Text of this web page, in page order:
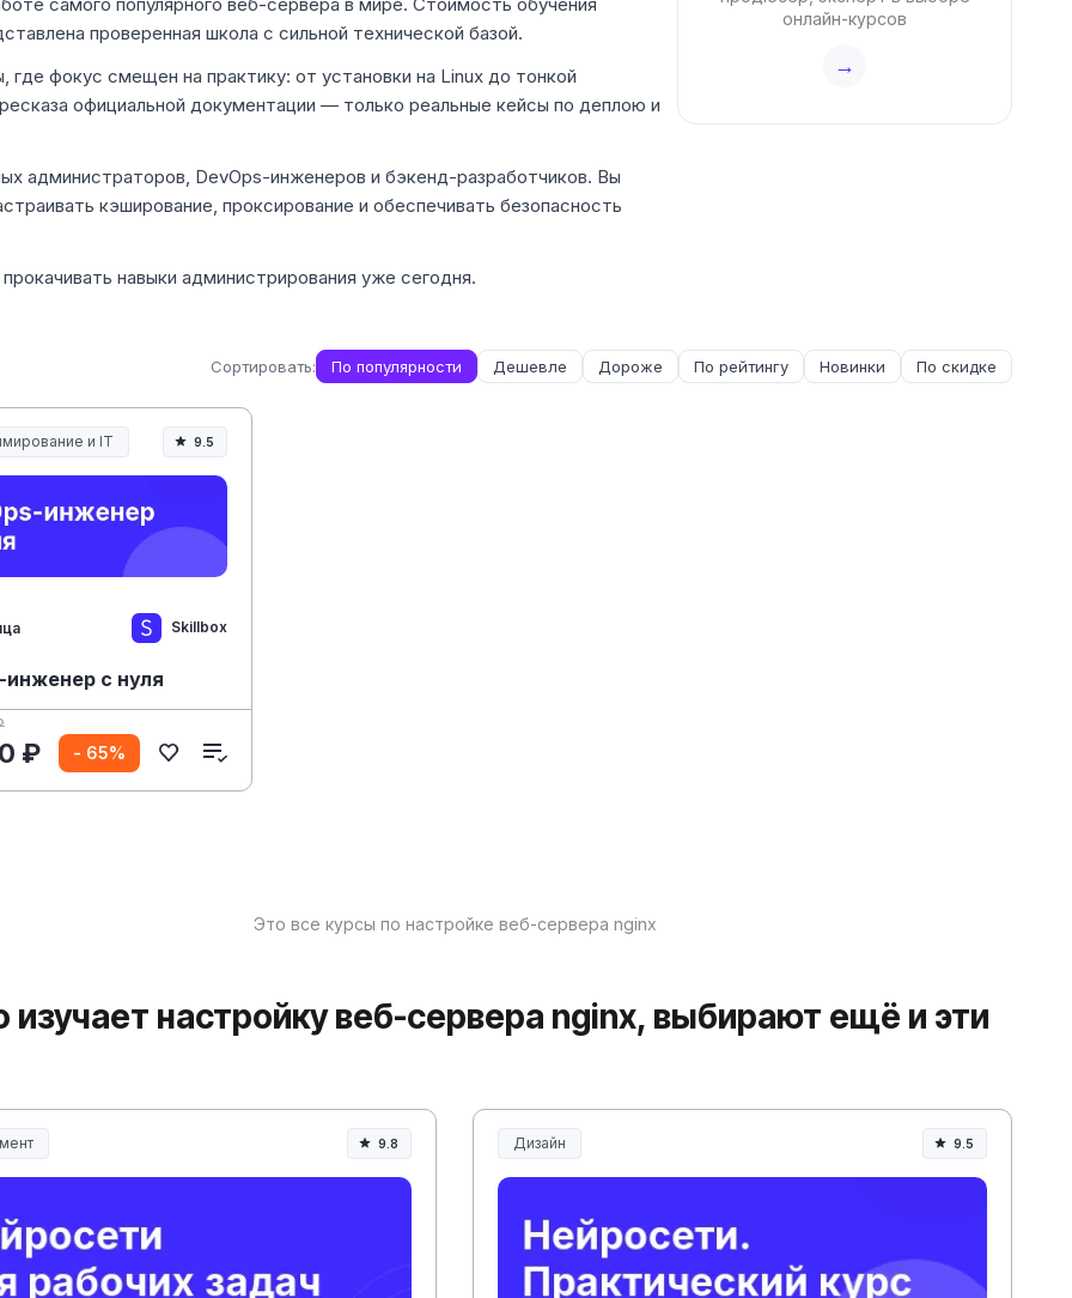
проверенная школа с сильной технической базой.
фокус смещен на практику: от установки на Linux до тонкой
официальной документации — только реальные кейсы по деплою и
администраторов, DevOps-инженеров и бэкенд-разработчиков. Вы
кэширование, проксирование и обеспечивать безопасность
навыки администрирования уже сегодня.
онлайн-курсов
→
Сортировать: По популярности Дешевле Дороже По рейтингу Новинки По скидке
и IT 9.5
Skillbox
инженер с нуля
₽ - 65%
Это все курсы по настройке веб-сервера nginx
изучает настройку веб-сервера nginx, выбирают ещё и эти
и управление
9.8 Дизайн 9.5